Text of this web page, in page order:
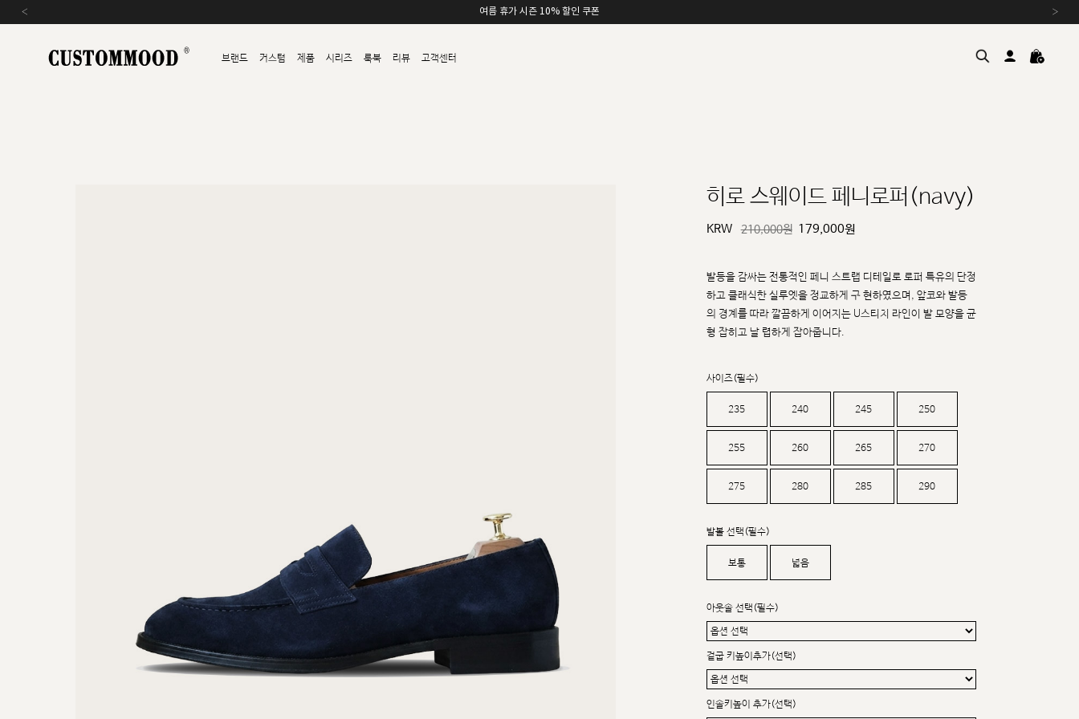
여름 휴가 시즌 10% 할인 쿠폰
‹ ›
브랜드 커스텀 제품 시리즈 룩북 리뷰 고객센터
추석 연휴 최대 10% 할인 쿠
히로 스웨이드 페니로퍼(navy)
KRW 210,000원 179,000원
발등을 감싸는 전통적인 페니 스트랩 디테일로 로퍼 특유의 단정
하고 클래식한 실루엣을 정교하게 구 현하였으며, 앞코와 발등
의 경계를 따라 깔끔하게 이어지는 U스티치 라인이 발 모양을 균
형 잡히고 날 렵하게 잡아줍니다.
사이즈(필수)
235 240 245 250
255 260 265 270
275 280 285 290
발볼 선택(필수)
보통 넓음
아웃솔 선택(필수)
겉굽 키높이추가(선택)
인솔키높이 추가(선택)